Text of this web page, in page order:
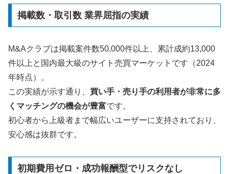
掲載数・取引数 業界屈指の実績
M&Aクラブは掲載案件数50,000件以上、累計成約13,000
件以上と国内最大級のサイト売買マーケットです（2024
年時点）。
この実績が示す通り、 買い手・売り手の利用者が非常に多
くマッチングの機会が豊富です。
初心者から上級者まで幅広いユーザーに支持されており、
安心感は抜群です。
初期費用ゼロ・成功報酬型でリスクなし